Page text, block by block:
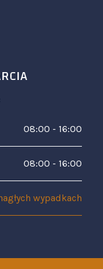
08:00 - 16:00
08:00 - 16:00
wypadkach